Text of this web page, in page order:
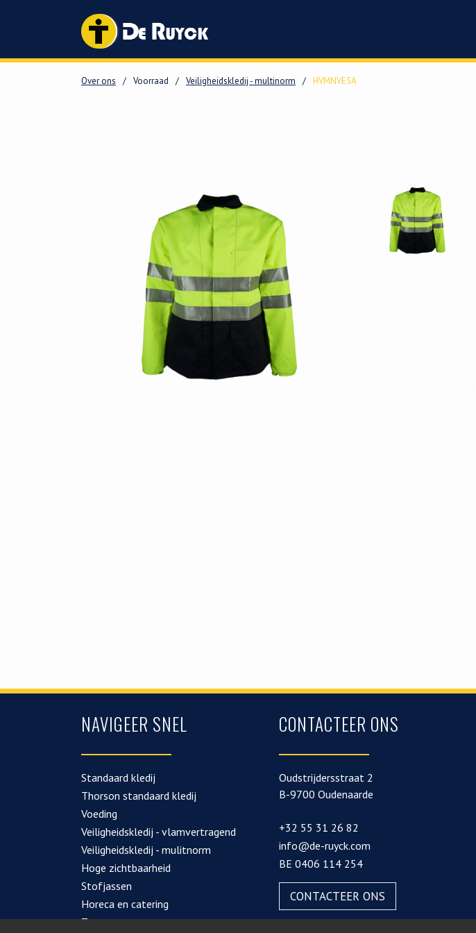
Over ons / Voorraad / Veiligheidskledij - multinorm / HVMNVE5A
NAVIGEER SNEL
Standaard kledij
Thorson standaard kledij
Voeding
Veiligheidskledij - vlamvertragend
Veiligheidskledij - mulitnorm
Hoge zichtbaarheid
Stofjassen
Horeca en catering
Zorg- en poetssector
CONTACTEER ONS
Oudstrijdersstraat 2
B-9700 Oudenaarde
+32 55 31 26 82
info@de-ruyck.com
BE 0406 114 254
CONTACTEER ONS